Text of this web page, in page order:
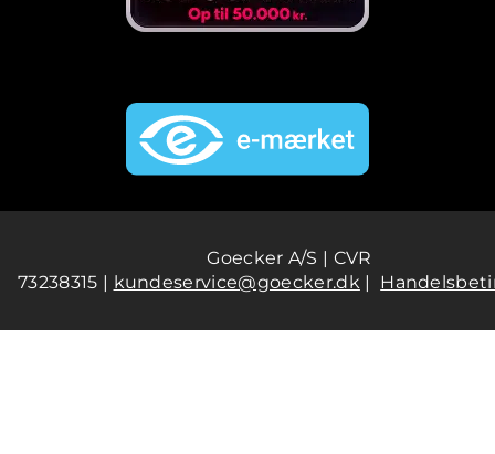
Goecker A/S | CVR
73238315 | kundeservice@goecker.dk|